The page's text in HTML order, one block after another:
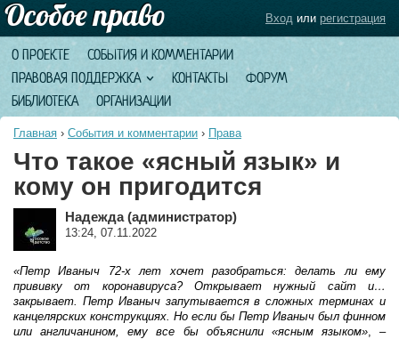
О ПРОЕКТЕ
СОБЫТИЯ И КОММЕНТАРИИ
ПРАВОВАЯ ПОДДЕРЖКА
КОНТАКТЫ
ФОРУМ
БИБЛИОТЕКА
ОРГАНИЗАЦИИ
Вход или регистрация
Главная › События и комментарии › Права
Что такое «ясный язык» и
кому он пригодится
Надежда (администратор)
13:24, 07.11.2022
«Петр Иваныч 72-х лет хочет разобраться: делать ли ему
прививку от коронавируса? Открывает нужный сайт и…
закрывает. Петр Иваныч запутывается в сложных терминах и
канцелярских конструкциях. Но если бы Петр Иваныч был финном
или англичанином, ему все бы объяснили «ясным языком», –